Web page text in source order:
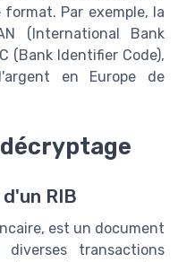
Par exemple, la
(International Bank
(Bank Identifier Code),
en Europe de
RIB
est un document
diverses transactions